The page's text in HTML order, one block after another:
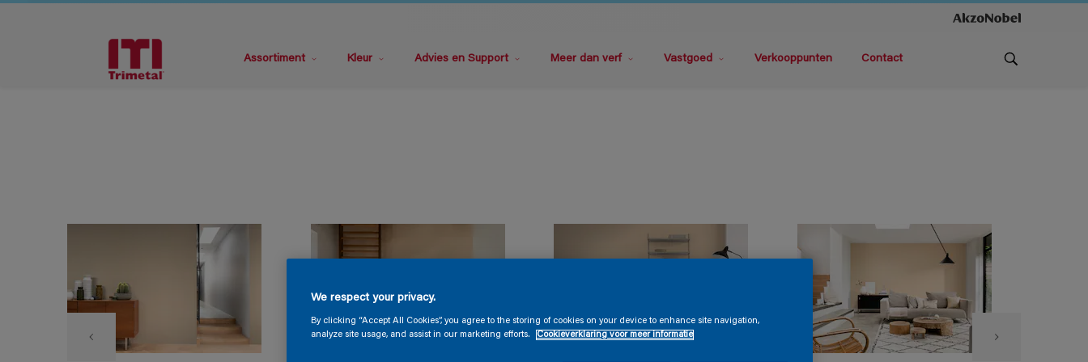
Assortiment Kleur Advies en Support Meer dan verf Vastgoed Verkooppunten Contact
We respect your privacy.
By clicking “Accept All Cookies”, you agree to the storing of cookies on your device to enhance site navigation,
analyze site usage, and assist in our marketing efforts.
Cookieverklaring voor meer informatie